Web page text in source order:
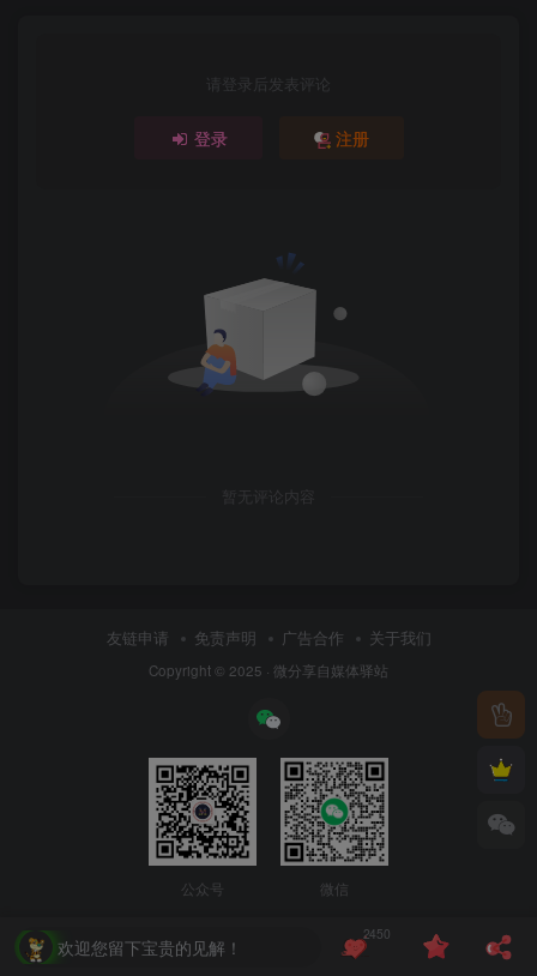
请登录后发表评论
登录 注册
暂无评论内容
友链申请 免责声明 广告合作 关于我们
Copyright © 2025 · 微分享自媒体驿站
公众号 微信
欢迎您留下宝贵的见解！
2450